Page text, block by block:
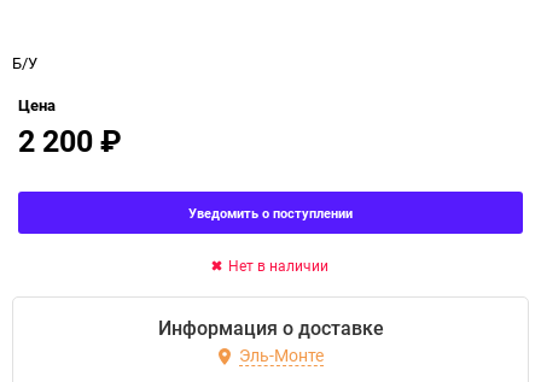
Б/У
Цена
2 200₽
Уведомить о поступлении
Нет в наличии
Информация о доставке
Эль-Монте